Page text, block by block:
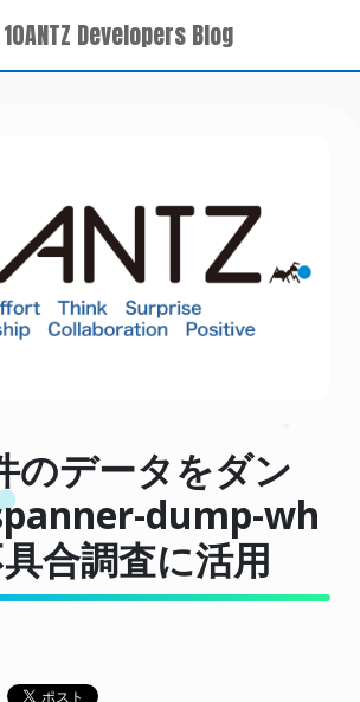
10ANTZ Developers Blog
のデータをダン
dump-wh
合調査に活用